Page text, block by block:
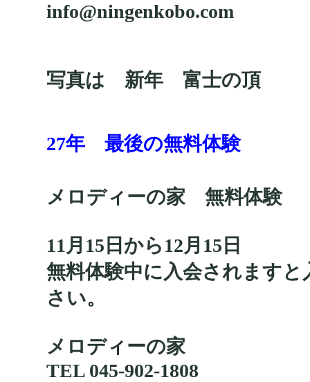
info@ningenkobo.com
写真は 新年 富士の頂
27年 最後の無料体験
メロディーの家 無料体験
11月15日から12月15日
無料体験中に入会されます
さい。
メロディーの家
TEL 045-902-1808